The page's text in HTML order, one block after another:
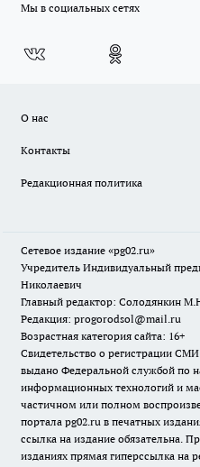
Мы в социальных сетях
О нас
Контакты
Редакционная политика
Сетевое издание «pg02.ru»
Учредитель Индивидуальный
Николаевич
Главный редактор: Солодянкин
Редакция: progorodsol@mail.ru
Возрастная категория сайта: 16+
Свидетельство о регистрации
выдано Федеральной службой по
информационных технологий и
частичном или полном
портала pg02.ru в печатных
ссылка на издание обязательна.
изданиях прямая гиперссылка на